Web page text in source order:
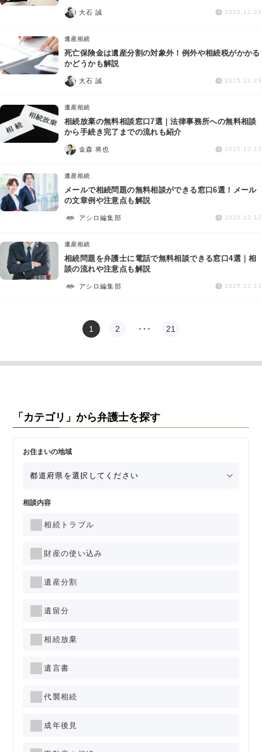
大石 誠 2025.12.24
遺産相続
死亡保険金は遺産分割の対象外！例外や相続税がかかる
かどうかも解説
大石 誠 2025.12.24
遺産相続
相続放棄の無料相談窓口7選｜法律事務所への無料相談
から手続き完了までの流れも紹介
金森 将也 2025.12.13
遺産相続
メールで相続問題の無料相談ができる窓口6選！メール
の文章例や注意点も解説
アシロ編集部 2025.12.12
遺産相続
相続問題を弁護士に電話で無料相談できる窓口4選｜相
談の流れや注意点も解説
アシロ編集部 2025.12.12
1 2 … 21
「カテゴリ」から弁護士を探す
お住まいの地域
相談内容
相続トラブル
財産の使い込み
遺産分割
遺留分
相続放棄
遺言書
代襲相続
成年後見